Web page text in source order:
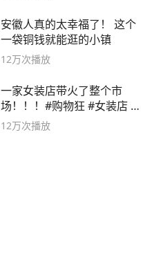
安徽人真的太幸福了！ 这个
一袋铜钱就能逛的小镇
12万次播放
一家女装店带火了整个市
场！！！#购物狂 #女装店 #
高品质女装
12万次播放